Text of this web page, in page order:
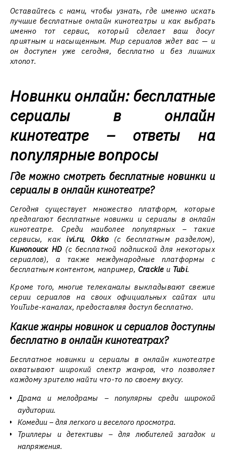
Оставайтесь с нами, чтобы узнать, где именно искать
лучшие бесплатные онлайн кинотеатры и как выбрать
именно тот сервис, который сделает ваш досуг
приятным и насыщенным. Мир сериалов ждет вас — и
он доступен уже сегодня, бесплатно и без лишних
хлопот.
Новинки онлайн: бесплатные
сериалы в онлайн
кинотеатре – ответы на
популярные вопросы
Где можно смотреть бесплатные новинки и
сериалы в онлайн кинотеатре?
Сегодня существует множество платформ, которые
предлагают бесплатные новинки и сериалы в онлайн
кинотеатре. Среди наиболее популярных – такие
сервисы, какivi.ru,Okko(с бесплатным разделом),
Кинопоиск HD (с бесплатной подпиской для некоторых
сериалов), а также международные платформы с
бесплатным контентом, например, Crackle и Tubi.
Кроме того, многие телеканалы выкладывают свежие
серии сериалов на своих официальных сайтах или
YouTube-каналах, предоставляя доступ бесплатно.
Какие жанры новинок и сериалов доступны
бесплатно в онлайн кинотеатрах?
Бесплатное новинки и сериалы в онлайн кинотеатре
охватывают широкий спектр жанров, что позволяет
каждому зрителю найти что-то по своему вкусу.
Драма и мелодрамы – популярны среди широкой
аудитории.
Комедии – для легкого и веселого просмотра.
Триллеры и детективы – для любителей загадок и
напряжения.